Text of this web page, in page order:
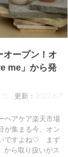
オープン！オ
me」から発
更新：2022.6.7
ヘアケア楽天市場
が集まる今、オン
いですよね♡ まず
から取り扱いがス